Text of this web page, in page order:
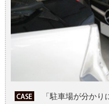
「駐車場が分か